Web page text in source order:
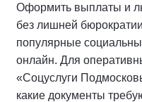
Оформить выплаты и
без лишней
популярные
онлайн. Для
«Соцуслуги
какие документы